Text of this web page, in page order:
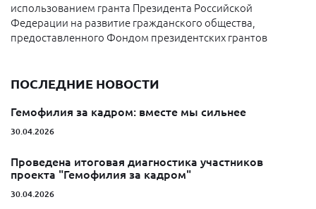
использованием гранта Президента Российской
Федерации на развитие гражданского общества,
предоставленного Фондом президентских грантов
ПОСЛЕДНИЕ НОВОСТИ
Гемофилия за кадром: вместе мы сильнее
30.04.2026
Проведена итоговая диагностика участников
проекта "Гемофилия за кадром"
30.04.2026